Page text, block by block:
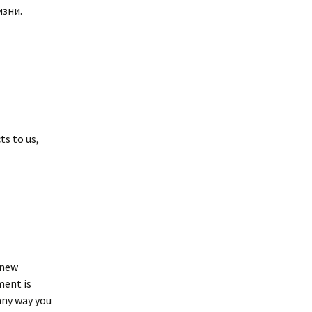
to us,
is
way you